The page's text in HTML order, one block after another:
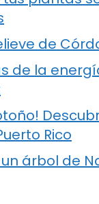
de
de la
Rico
árbol de